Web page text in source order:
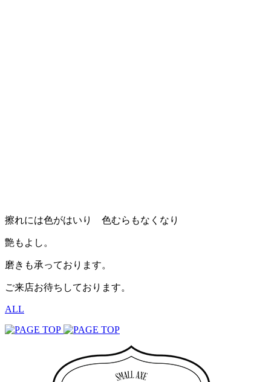
擦れには色がはいり 色むらもなくなり
艶もよし。
磨きも承っております。
ご来店お待ちしております。
ALL